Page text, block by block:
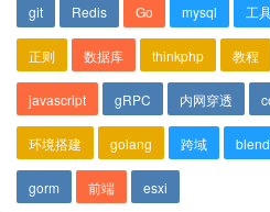
git Redis Go mysql 工
正则 数据库 thinkphp 教程
javascript gRPC 内网穿透
环境搭建 golang 跨域
gorm 前端 esxi